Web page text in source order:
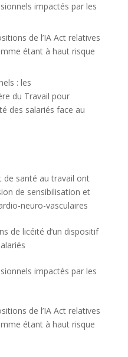
impactés par les
de l’IA Act relatives
étant à haut risque
: les
du Travail pour
des salariés face au
de santé au travail ont
de sensibilisation et
neuro-vasculaires
de licéité d’un dispositif
impactés par les
de l’IA Act relatives
étant à haut risque